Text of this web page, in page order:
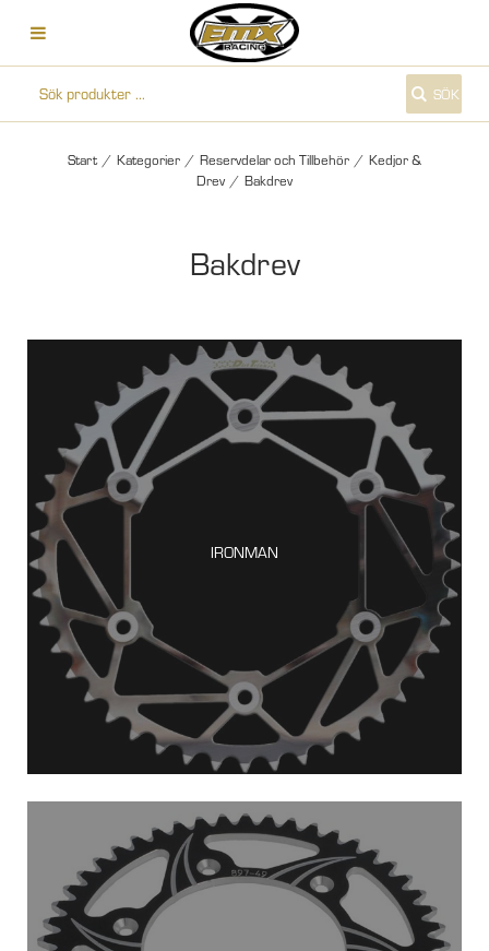
SÖK
Start / Kategorier / Reservdelar och Tillbehör / Kedjor &
Drev / Bakdrev
Bakdrev
IRONMAN